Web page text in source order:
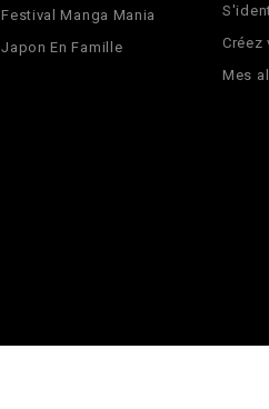
Festival Manga Mania
Japon En Famille
Créez
Mes